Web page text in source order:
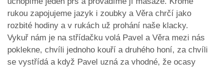
rukou zapojujeme jazyk i zoubky a Věra chrčí jako
rozbité hodiny a v rukách už prohání naše klacky.
Vykuř nám je na střídačku volá Pavel a Věra mezi nás
poklekne, chvíli jednoho kouří a druhého honí, za chvíli
se vystřídá a když Pavel uzná za vhodné, že ocasy